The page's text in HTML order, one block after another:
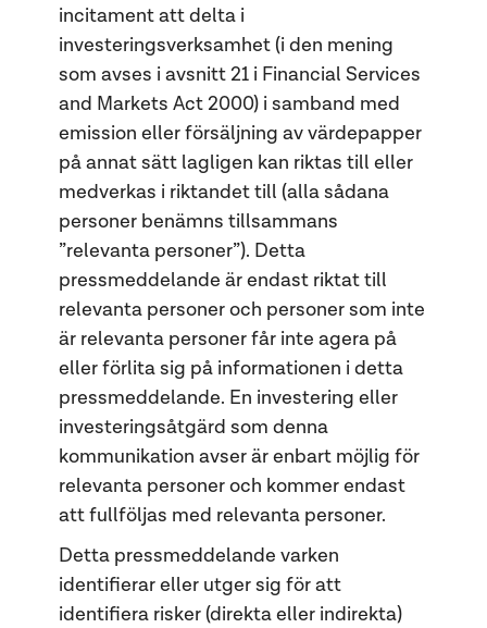
incitament att delta i
investeringsverksamhet (i den mening
som avses i avsnitt 21 i Financial Services
and Markets Act 2000) i samband med
emission eller försäljning av värdepapper
på annat sätt lagligen kan riktas till eller
medverkas i riktandet till (alla sådana
personer benämns tillsammans
”relevanta personer”). Detta
pressmeddelande är endast riktat till
relevanta personer och personer som inte
är relevanta personer får inte agera på
eller förlita sig på informationen i detta
pressmeddelande. En investering eller
investeringsåtgärd som denna
kommunikation avser är enbart möjlig för
relevanta personer och kommer endast
att fullföljas med relevanta personer.
Detta pressmeddelande varken
identifierar eller utger sig för att
identifiera risker (direkta eller indirekta)